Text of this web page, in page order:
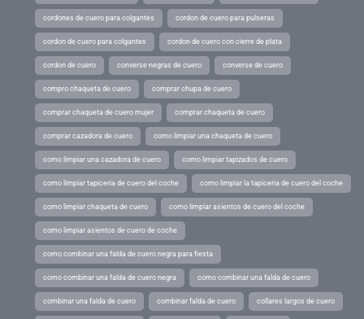
cordones de cuero para colgantes cordon de cuero para pulseras
cordon de cuero para colgantes cordon de cuero con cierre de plata
cordon de cuero converse negras de cuero converse de cuero
compro chaqueta de cuero comprar chupa de cuero
comprar chaqueta de cuero mujer comprar chaqueta de cuero
comprar cazadora de cuero como limpiar una chaqueta de cuero
como limpiar una cazadora de cuero como limpiar tapizados de cuero
como limpiar tapiceria de cuero del coche como limpiar la tapiceria de cuero del coche
como limpiar chaqueta de cuero como limpiar asientos de cuero del coche
como limpiar asientos de cuero de coche
como combinar una falda de cuero negra para fiesta
como combinar una falda de cuero negra como combinar una falda de cuero
combinar una falda de cuero combinar falda de cuero collares largos de cuero